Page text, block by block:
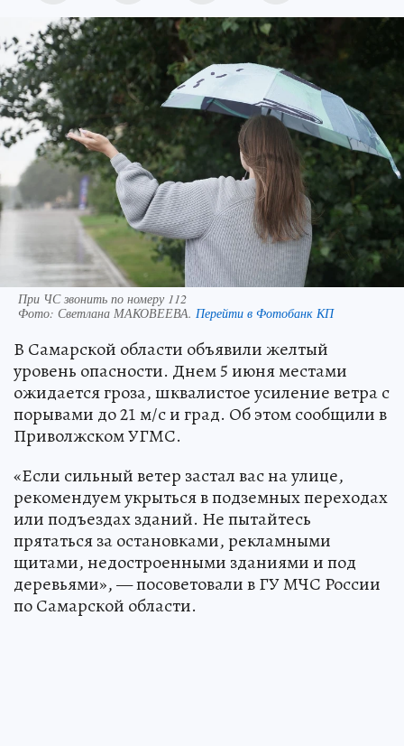
При ЧС звонить по номеру 112
Фото: Светлана МАКОВЕЕВА. Перейти в Фотобанк КП
В Самарской области объявили желтый
уровень опасности. Днем 5 июня местами
ожидается гроза, шквалистое усиление ветра с
порывами до 21 м/с и град. Об этом сообщили в
Приволжском УГМС.
«Если сильный ветер застал вас на улице,
рекомендуем укрыться в подземных переходах
или подъездах зданий. Не пытайтесь
прятаться за остановками, рекламными
щитами, недостроенными зданиями и под
деревьями», — посоветовали в ГУ МЧС России
по Самарской области.